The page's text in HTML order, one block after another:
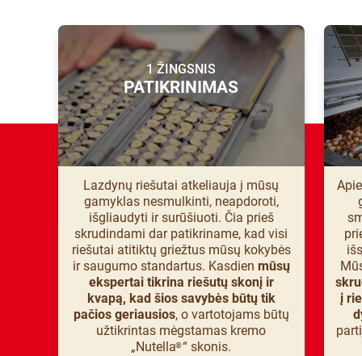
1 ŽINGSNIS
PATIKRINIMAS
Lazdynų riešutai atkeliauja į mūsų
gamyklas nesmulkinti, neapdoroti,
išgliaudyti ir surūšiuoti. Čia prieš
skrudindami dar patikriname, kad visi
riešutai atitiktų griežtus mūsų kokybės
ir saugumo standartus. Kasdien mūsų
ekspertai tikrina riešutų skonį ir
kvapą, kad šios savybės būtų tik
pačios geriausios, o vartotojams būtų
užtikrintas mėgstamas kremo
„Nutella®“ skonis.
į